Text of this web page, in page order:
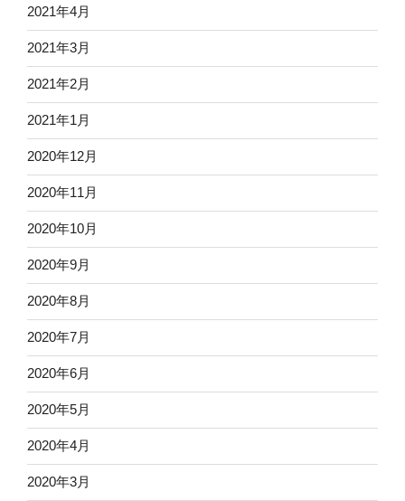
2021年4月
2021年3月
2021年2月
2021年1月
2020年12月
2020年11月
2020年10月
2020年9月
2020年8月
2020年7月
2020年6月
2020年5月
2020年4月
2020年3月